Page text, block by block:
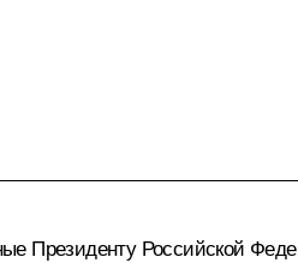
Президенту Российской